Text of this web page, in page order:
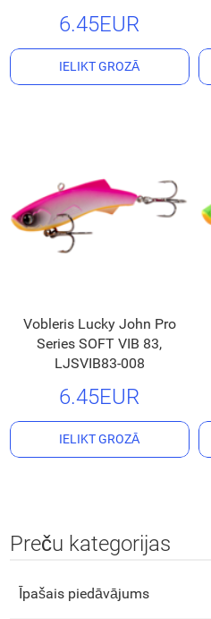
6.45EUR
IELIKT GROZĀ
Vobleris Lucky John Pro
Series SOFT VIB 83,
LJSVIB83-008
6.45EUR
IELIKT GROZĀ
Preču kategorijas
Īpašais piedāvājums